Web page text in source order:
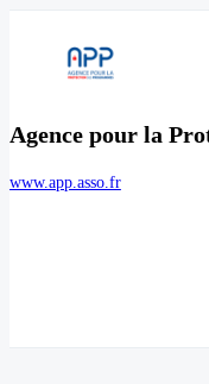
Agence pour la
www.app.asso.fr